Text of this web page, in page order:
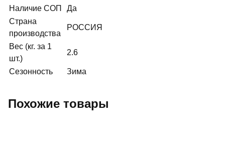
Наличие СОП
Да
Страна
производства
РОССИЯ
Вес (кг. за 1
шт.)
2.6
Сезонность Зима
Похожие товары